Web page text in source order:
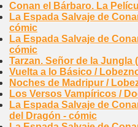
Conan el Bárbaro. La
La Espada Salvaje de
cómic
La Espada Salvaje de
cómic
Tarzan. Señor de la Jungla
Vuelta a lo Básico /
Noches de Madripur /
Los Versos Vampíricos /
La Espada Salvaje de
del Dragón - cómic